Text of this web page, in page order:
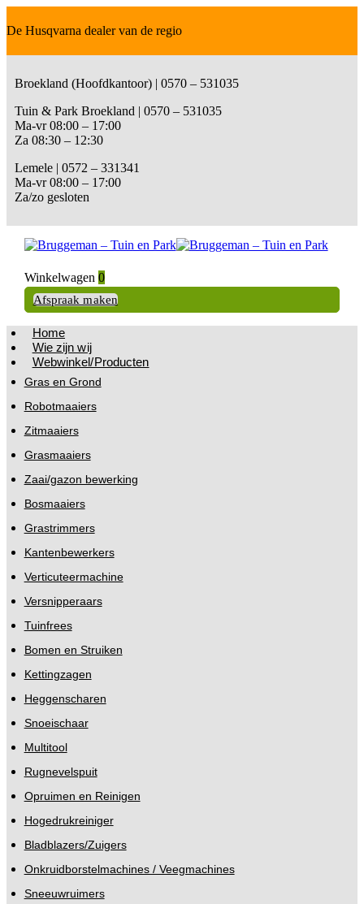
De Husqvarna dealer van de regio
Broekland (Hoofdkantoor) | 0570 – 531035
Tuin & Park Broekland | 0570 – 531035
Ma-vr 08:00 – 17:00
Za 08:30 – 12:30
Lemele | 0572 – 331341
Ma-vr 08:00 – 17:00
Za/zo gesloten
Winkelwagen 0
Afspraak maken
Home
Wie zijn wij
Webwinkel/Producten
Gras en Grond
Robotmaaiers
Zitmaaiers
Grasmaaiers
Zaai/gazon bewerking
Bosmaaiers
Grastrimmers
Kantenbewerkers
Verticuteermachine
Versnipperaars
Tuinfrees
Bomen en Struiken
Kettingzagen
Heggenscharen
Snoeischaar
Multitool
Rugnevelspuit
Opruimen en Reinigen
Hogedrukreiniger
Bladblazers/Zuigers
Onkruidborstelmachines / Veegmachines
Sneeuwruimers